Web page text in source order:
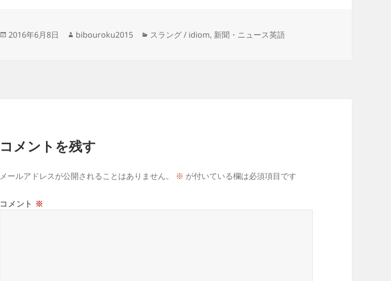
投
2016年6月8日
作
bibouroku2015
カ
スラング / idiom, 新聞・ニュース英語
コメントを残す
メールアドレスが公開されることはありません。 ※ が付いている欄は必須項目です
コメント ※